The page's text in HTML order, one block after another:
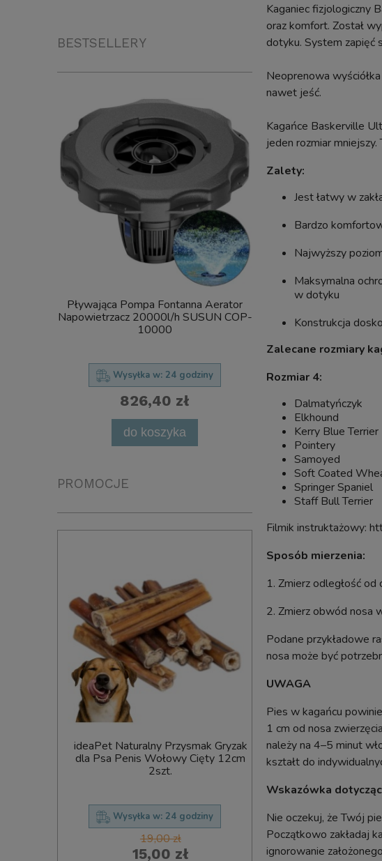
BESTSELLERY
Pływająca Pompa Fontanna Aerator
Napowietrzacz 20000l/h SUSUN COP-
10000
Wysyłka w: 24 godziny
826,40 zł
do koszyka
FILTR Ciśnieniowy Do
6000L
powiadom o
PROMOCJE
ideaPet Naturalny Przysmak Gryzak
dla Psa Penis Wołowy Cięty 12cm
2szt.
Wysyłka w: 24 godziny
19,00 zł
15,00 zł
Comfy Przysmak
Treserki dla Psa
Mięsa ZDROWE
Wysyłka w: 24
12,30 zł
6,15 zł
Kaganiec fizjologiczny
oraz komfort. Został
dotyku. System zapięć
Neoprenowa
nawet jeść.
Kagańce Baskerville
jeden rozmiar mniejszy.
Zalety:
Jest łatwy w
Bardzo
Najwyższy
Maksymalna
w dotyku
Konstrukcja
Zalecane rozmiary
Rozmiar 4:
Dalmatyńczyk
Elkhound
Kerry Blue Terrier
Pointery
Samoyed
Soft Coated
Springer Spaniel
Staff Bull Terrier
Filmik instruktażowy:
Sposób mierzenia:
1. Zmierz odległość od
2. Zmierz obwód nosa
Podane przykładowe
nosa może być
UWAGA
Pies w kagańcu
1 cm od nosa
należy na 4–5 minut
kształt do
Wskazówka
Nie oczekuj, że Twój
Początkowo zakładaj
ignorowanie